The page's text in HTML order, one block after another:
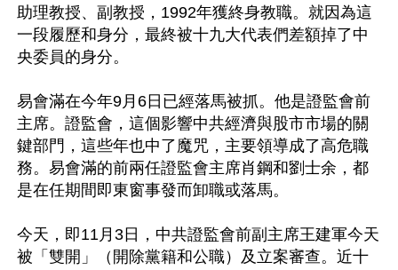
助理教授、副教授，1992年獲終身教職。就因為這
一段履歷和身分，最終被十九大代表們差額掉了中
央委員的身分。
易會滿在今年9月6日已經落馬被抓。他是證監會前
主席。證監會，這個影響中共經濟與股市市場的關
鍵部門，這些年也中了魔咒，主要領導成了高危職
務。易會滿的前兩任證監會主席肖鋼和劉士余，都
是在任期間即東窗事發而卸職或落馬。
今天，即11月3日，中共證監會前副主席王建軍今天
被「雙開」（開除黨籍和公職）及立案審查。近十